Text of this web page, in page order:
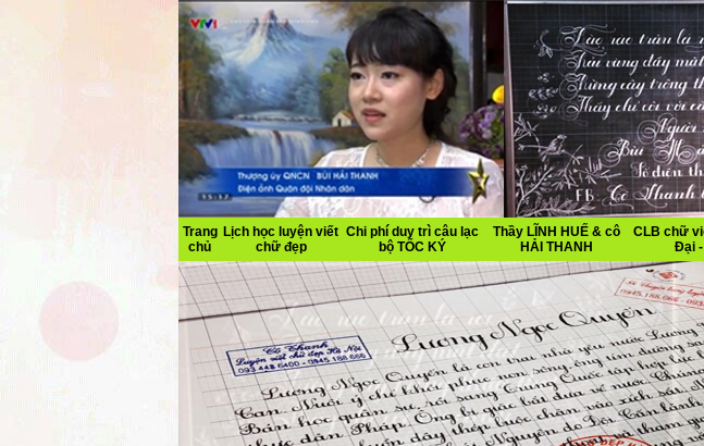
Trang
chủ
Lịch học luyện viết
chữ đẹp
Chi phí duy trì câu lạc
bộ TỐC KÝ
Thầy LĨNH HUẾ & cô
HẢI THANH
CLB chữ
Đại